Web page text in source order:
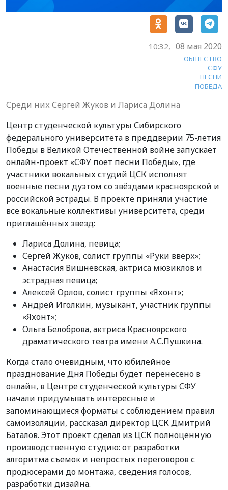
10:32, 08 мая 2020
ОБЩЕСТВО
СФУ
ПЕСНИ
ПОБЕДА
Среди них Сергей Жуков и Лариса Долина
Центр студенческой культуры Сибирского
федерального университета в преддверии 75-летия
Победы в Великой Отечественной войне запускает
онлайн-проект «СФУ поет песни Победы», где
участники вокальных студий ЦСК исполнят
военные песни дуэтом со звёздами красноярской и
российской эстрады. В проекте приняли участие
все вокальные коллективы университета, среди
приглашённых звезд:
Лариса Долина, певица;
Сергей Жуков, солист группы «Руки вверх»;
Анастасия Вишневская, актриса мюзиклов и
эстрадная певица;
Алексей Орлов, солист группы «Яхонт»;
Андрей Иголкин, музыкант, участник группы
«Яхонт»;
Ольга Белоброва, актриса Красноярского
драматического театра имени А.С.Пушкина.
Когда стало очевидным, что юбилейное
празднование Дня Победы будет перенесено в
онлайн, в Центре студенческой культуры СФУ
начали придумывать интересные и
запоминающиеся форматы с соблюдением правил
самоизоляции, рассказал директор ЦСК Дмитрий
Баталов. Этот проект сделал из ЦСК полноценную
производственную студию: от разработки
алгоритма съемок и непростых переговоров с
продюсерами до монтажа, сведения голосов,
разработки дизайна.